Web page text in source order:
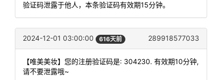
验证码泄露于他人，本条验证码有效期15分钟。
2024-12-01 03:00:00 616天前 289918577033
【唯美美妆】您的注册验证码是: 304230. 有效期10分钟,
请不要泄露哦~